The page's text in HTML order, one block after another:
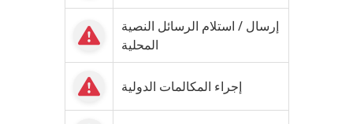
إرسال / استلام الرسائل النصية
المحلية
إجراء المكالمات الدولية